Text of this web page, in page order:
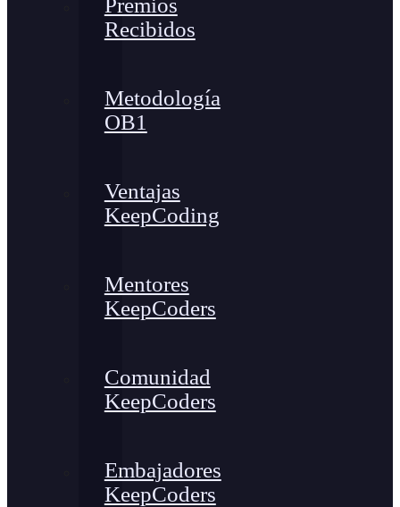
Premios
Recibidos
Metodología
OB1
Ventajas
KeepCoding
Mentores
KeepCoders
Comunidad
KeepCoders
Embajadores
KeepCoders